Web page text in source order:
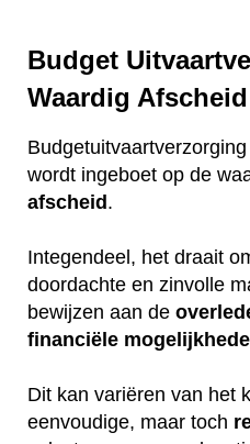
Budget
Waardig Afscheid
wordt ingeboet op de
afscheid .
Integendeel, het draait
doordachte en zinvolle
bewijzen aan de
financiële
Dit kan variëren van het
eenvoudige, maar toch